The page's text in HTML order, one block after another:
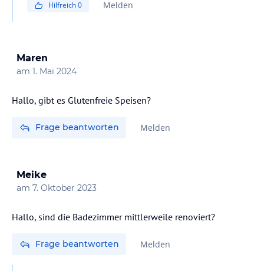
Hilfreich0 Melden
Maren
am 1. Mai 2024
Hallo, gibt es Glutenfreie Speisen?
Frage beantworten Melden
Meike
am 7. Oktober 2023
Hallo, sind die Badezimmer mittlerweile renoviert?
Frage beantworten Melden